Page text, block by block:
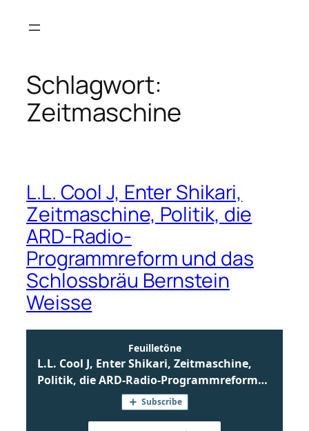
Inhalt
Schlagwort:
Zeitmaschine
L.L. Cool J, Enter Shikari,
Zeitmaschine, Politik, die
ARD-Radio-
Programmreform und das
Schlossbräu Bernstein
Weisse